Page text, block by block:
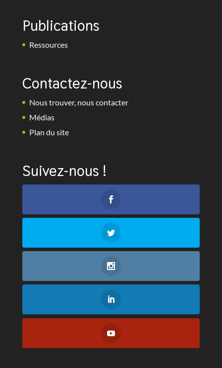
Publications
Ressources
Contactez-nous
Nous trouver, nous contacter
Médias
Plan du site
Suivez-nous !